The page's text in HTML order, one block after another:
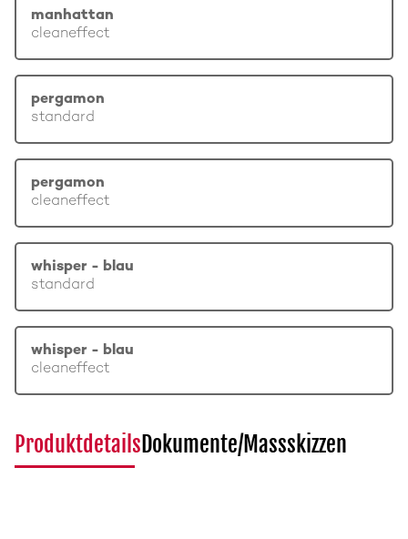
manhattan
cleaneffect
pergamon
standard
pergamon
cleaneffect
whisper - blau
standard
whisper - blau
cleaneffect
ProduktdetailsDokumente/Massskizzen